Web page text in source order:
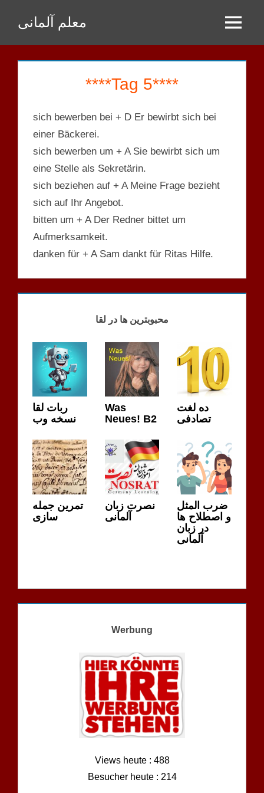
Inhalt
springen
معلم آلمانی Menu
****Tag 5****
sich bewerben bei + D Er bewirbt sich bei
einer Bäckerei.
sich bewerben um + A Sie bewirbt sich um
eine Stelle als Sekretärin.
sich beziehen auf + A Meine Frage bezieht
sich auf Ihr Angebot.
bitten um + A Der Redner bittet um
Aufmerksamkeit.
danken für + A Sam dankt für Ritas Hilfe.
محبوبترین ها در لقا
ربات لقا
نسخه وب
Was
Neues! B2
ده لغت
تصادفی
تمرین جمله
سازی
نصرت زبان
آلمانی
ضرب المثل
و اصطلاح ها
در زبان
آلمانی
Werbung
Views heute : 488
Besucher heute : 214